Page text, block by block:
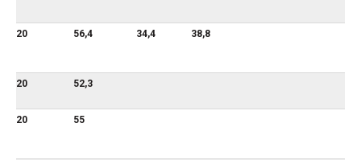
20 56,4 34,4 38,8
20 52,3
20 55